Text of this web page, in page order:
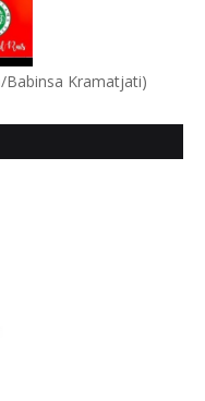
Babinsa Kramatjati)